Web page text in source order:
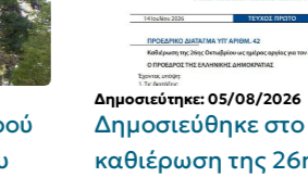
Δημοσιεύτηκε: 05/08/2026
Δημοσιεύθηκε στο ΦΕΚ η
καθιέρωση της 26ης